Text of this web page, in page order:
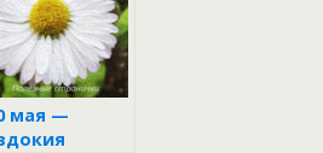
мая —